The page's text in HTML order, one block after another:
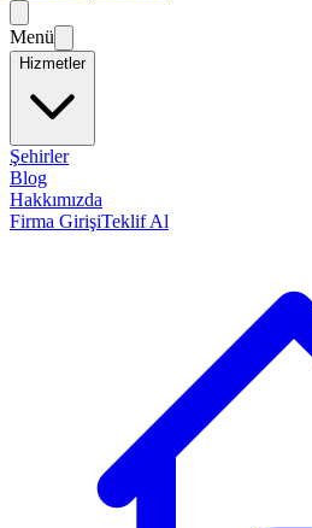
Menü
Hizmetler
Şehirler
Blog
Hakkımızda
Firma GirişiTeklif Al